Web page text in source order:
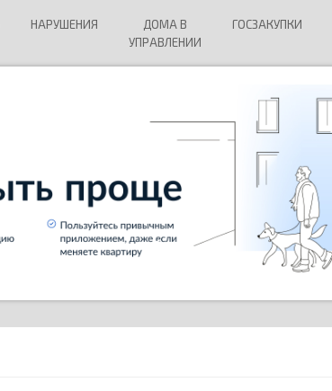
НАРУШЕНИЯ
ДОМА В
УПРАВЛЕНИИ
ГОСЗАКУПКИ